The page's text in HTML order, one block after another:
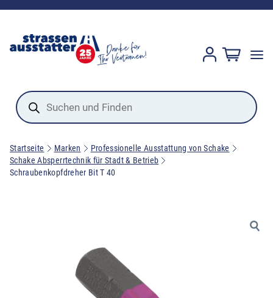
Products
search
Startseite Marken
Professionelle Ausstattung von Schake
Schake Absperrtechnik für Stadt & Betrieb
Schraubenkopfdreher Bit T 40